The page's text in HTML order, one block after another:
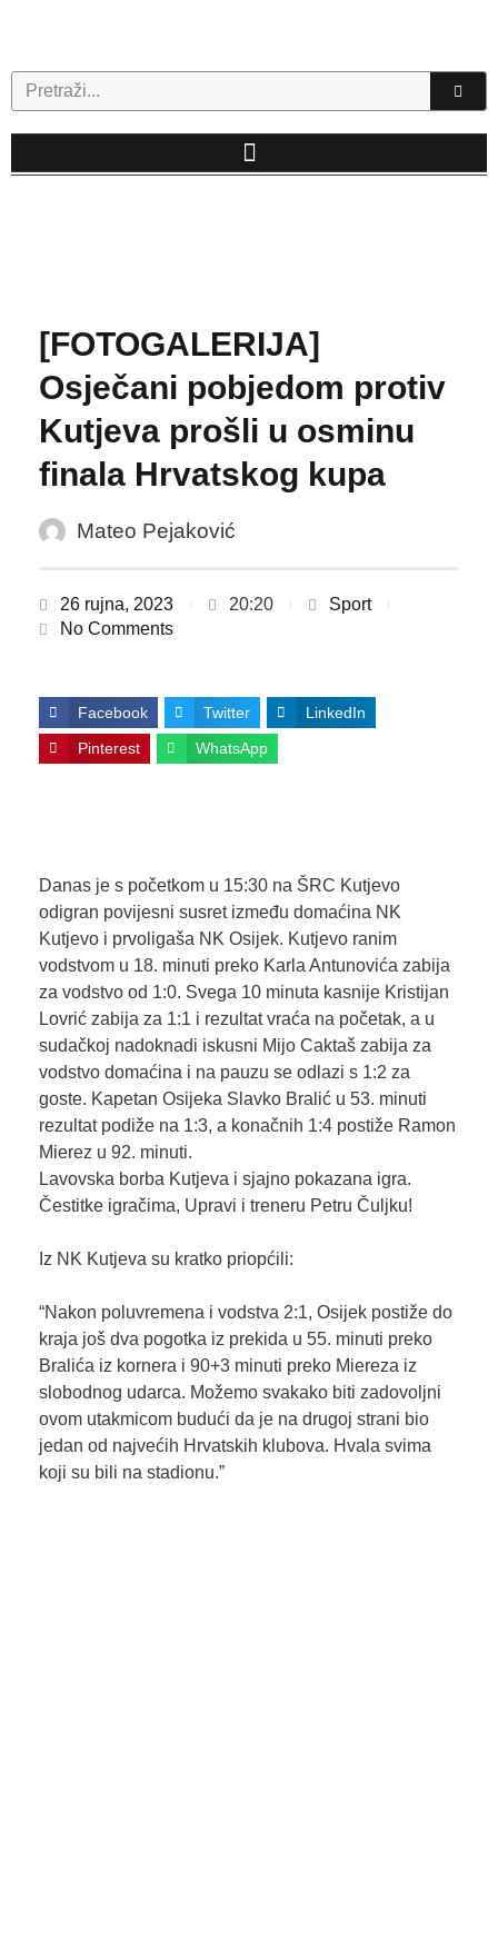
Search
[FOTOGALERIJA]
Osječani pobjedom protiv
Kutjeva prošli u osminu
finala Hrvatskog kupa
Mateo Pejaković
26 rujna, 2023 20:20
Sport
No Comments
Facebook Twitter LinkedIn
Pinterest WhatsApp
Danas je s početkom u 15:30 na ŠRC Kutjevo
odigran povijesni susret između domaćina NK
Kutjevo i prvoligaša NK Osijek. Kutjevo ranim
vodstvom u 18. minuti preko Karla Antunovića zabija
za vodstvo od 1:0. Svega 10 minuta kasnije Kristijan
Lovrić zabija za 1:1 i rezultat vraća na početak, a u
sudačkoj nadoknadi iskusni Mijo Caktaš zabija za
vodstvo domaćina i na pauzu se odlazi s 1:2 za
goste. Kapetan Osijeka Slavko Bralić u 53. minuti
rezultat podiže na 1:3, a konačnih 1:4 postiže Ramon
Mierez u 92. minuti.
Lavovska borba Kutjeva i sjajno pokazana igra.
Čestitke igračima, Upravi i treneru Petru Čuljku!
Iz NK Kutjeva su kratko priopćili:
“Nakon poluvremena i vodstva 2:1, Osijek postiže do
kraja još dva pogotka iz prekida u 55. minuti preko
Bralića iz kornera i 90+3 minuti preko Miereza iz
slobodnog udarca. Možemo svakako biti zadovoljni
ovom utakmicom budući da je na drugoj strani bio
jedan od najvećih Hrvatskih klubova. Hvala svima
koji su bili na stadionu.”